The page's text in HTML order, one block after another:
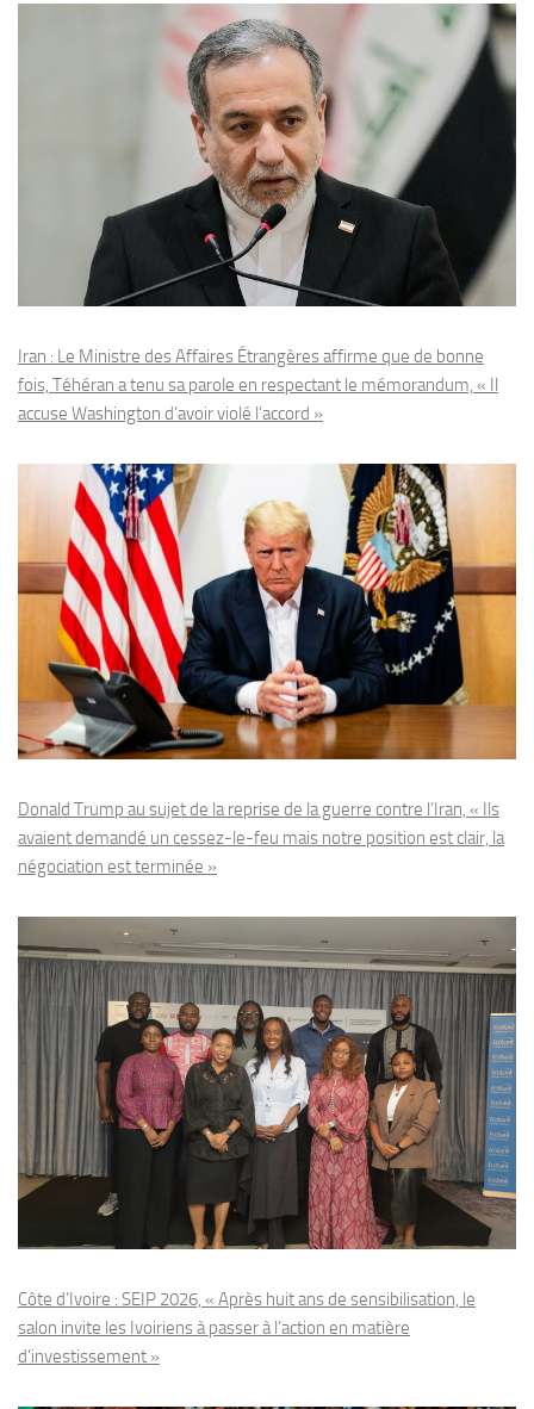
Iran : Le Ministre des Affaires Étrangères affirme que de bonne
fois, Téhéran a tenu sa parole en respectant le mémorandum, « Il
accuse Washington d’avoir violé l’accord »
Donald Trump au sujet de la reprise de la guerre contre l’Iran, « Ils
avaient demandé un cessez-le-feu mais notre position est clair, la
négociation est terminée »
Côte d’Ivoire : SEIP 2026, « Après huit ans de sensibilisation, le
salon invite les Ivoiriens à passer à l’action en matière
d’investissement »